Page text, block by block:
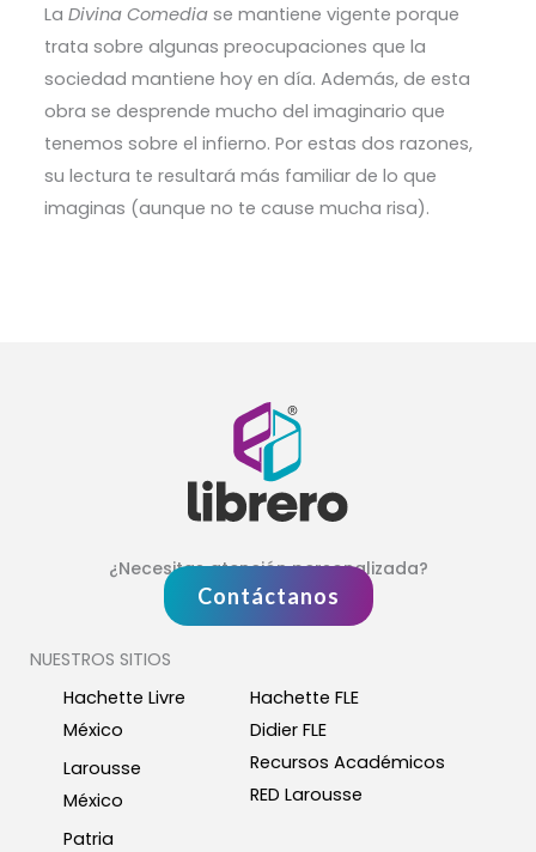
La Divina Comediase mantiene vigente porque
trata sobre algunas preocupaciones que la
sociedad mantiene hoy en día. Además, de esta
obra se desprende mucho del imaginario que
tenemos sobre el infierno. Por estas dos razones,
su lectura te resultará más familiar de lo que
imaginas (aunque no te cause mucha risa).
¿Necesitas atención personalizada?
Contáctanos
NUESTROS SITIOS
Hachette Livre
México
Larousse
México
Patria
Hachette FLE
Didier FLE
Recursos Académicos
RED Larousse